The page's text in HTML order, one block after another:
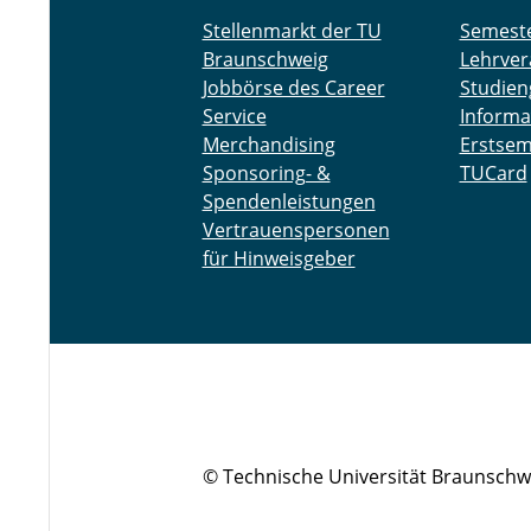
Stellenmarkt der TU
Braunschweig
Jobbörse des Career
Service
Merchandising
Sponsoring- &
Spendenleistungen
Vertrauenspersonen
für Hinweisgeber
TUCard
© Technische Universität